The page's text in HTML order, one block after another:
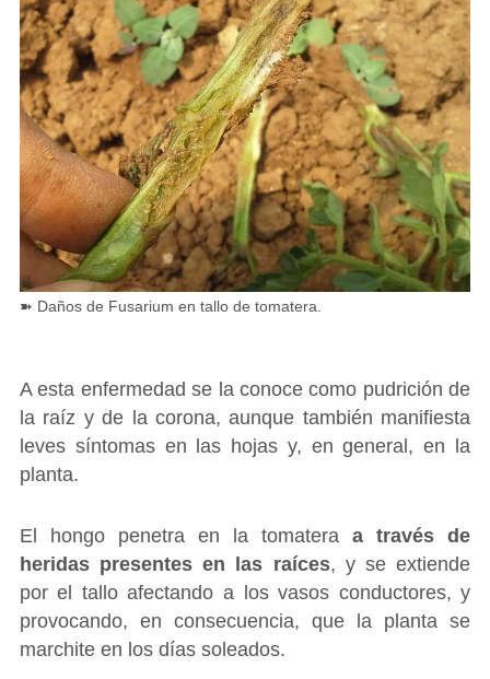
➽ Daños de Fusarium en tallo de tomatera.
A esta enfermedad se la conoce como pudrición de
la raíz y de la corona, aunque también manifiesta
leves síntomas en las hojas y, en general, en la
planta.
El hongo penetra en la tomateraa través de
heridas presentes en las raíces, y se extiende
por el tallo afectando a los vasos conductores, y
provocando, en consecuencia, que la planta se
marchite en los días soleados.